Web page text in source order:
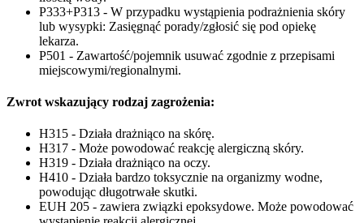
P333+P313 - W przypadku wystąpienia podrażnienia skóry
lub wysypki: Zasięgnąć porady/zgłosić się pod opiekę
lekarza.
P501 - Zawartość/pojemnik usuwać zgodnie z przepisami
miejscowymi/regionalnymi.
Zwrot wskazujący rodzaj zagrożenia:
H315 - Działa drażniąco na skórę.
H317 - Może powodować reakcję alergiczną skóry.
H319 - Działa drażniąco na oczy.
H410 - Działa bardzo toksycznie na organizmy wodne,
powodując długotrwałe skutki.
EUH 205 - zawiera związki epoksydowe. Może powodować